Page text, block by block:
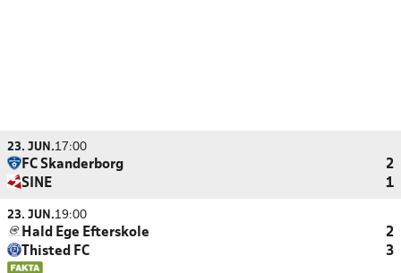
23. JUN.17:00
FC Skanderborg
2
SINE
1
23. JUN.19:00
Hald Ege Efterskole
2
Thisted FC
3